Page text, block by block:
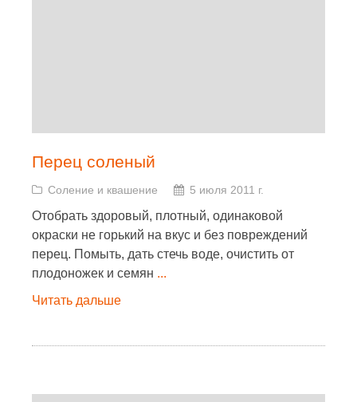
Перец соленый
Соление и квашение 5 июля 2011 г.
Отобрать здоровый, плотный, одинаковой
окраски не горький на вкус и без повреждений
перец. Помыть, дать стечь воде, очистить от
плодоножек и семян ...
Читать дальше